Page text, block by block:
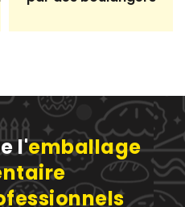
macaron doit non
vos créations, mais
davantage qu'être une
doit de véhiculer et de
client, votre image de
l'emballage